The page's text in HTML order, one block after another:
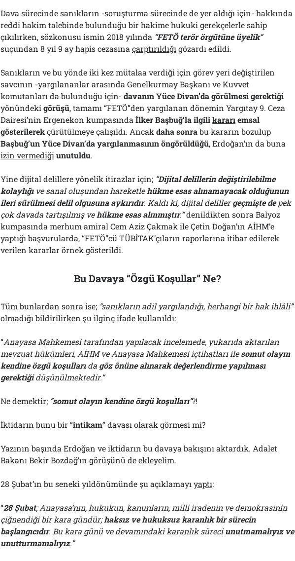
Dava sürecinde sanıkların -soruşturma sürecinde de yer aldığı için- hakkında
reddi hakim talebinde bulunduğu bir hakime hukuki gerekçelerle sahip
çıkılırken, sözkonusu ismin 2018 yılında “FETÖ terör örgütüne üyelik”
suçundan 8 yıl 9 ay hapis cezasınaçarptırıldığı gözardı edildi.
Sanıkların ve bu yönde iki kez mütalaa verdiği için görev yeri değiştirilen
savcının -yargılananlar arasında Genelkurmay Başkanı ve Kuvvet
komutanları da bulunduğu için-davanın Yüce Divan’da görülmesi gerektiği
yönündekigörüşü, tamamı “FETÖ”den yargılanan dönemin Yargıtay 9. Ceza
Dairesi’nin Ergenekon kumpasındaİlker Başbuğ’la ilgilikararıemsal
gösterilerekçürütülmeye çalışıldı. Ancakdaha sonrabu kararın bozulup
Başbuğ’un Yüce Divan’da yargılanmasının öngörüldüğü, Erdoğan’ın da buna
izin vermediği unutuldu.
Yine dijital delillere yönelik itirazlar için; “Dijital delillerin değiştirilebilme
kolaylığıve sanal oluşundan hareketlehükme esas alınamayacak olduğunun
ileri sürülmesi delil olgusuna aykırıdır. Kaldı ki, dijital delillergeçmişte depek
çok davada tartışılmış vehükme esas alınmıştır.”denildikten sonra Balyoz
kumpasında merhum amiral Cem Aziz Çakmak ile Çetin Doğan’ın AİHM’e
yaptığı başvurularda, “FETÖ”cü TÜBİTAK’çıların raporlarına itibar edilerek
verilen kararlar örnek gösterildi.
Bu Davaya “Özgü Koşullar” Ne?
Tüm bunlardan sonra ise; “sanıkların adil yargılandığı, herhangi bir hak ihlâli”
olmadığı bildirilirken şu ilginç ifade kullanıldı:
“Anayasa Mahkemesi tarafından yapılacak incelemede, yukarıda aktarılan
mevzuat hükümleri, AİHM ve Anayasa Mahkemesi içtihatları ilesomut olayın
kendine özgü koşullarıda göz önüne alınarak değerlendirme yapılması
gerektiğidüşünülmektedir.”
Ne demektir; “somut olayın kendine özgü koşulları”?!
İktidarın bunu bir “intikam” davası olarak görmesi mi?
Yazının başında Erdoğan ve iktidarın bu davaya bakışını aktardık. Adalet
Bakanı Bekir Bozdağ’ın görüşünü de ekleyelim.
28 Şubat’ın bu seneki yıldönümünde şu açıklamayıyaptı:
“28 Şubat; Anayasa’nın, hukukun, kanunların, milli iradenin ve demokrasinin
çiğnendiği bir kara gündür;haksız ve hukuksuz karanlık bir sürecin
başlangıcıdır. Bu kara günü ve devamındaki karanlık süreciunutmamalıyız ve
unutturmamalıyız.”